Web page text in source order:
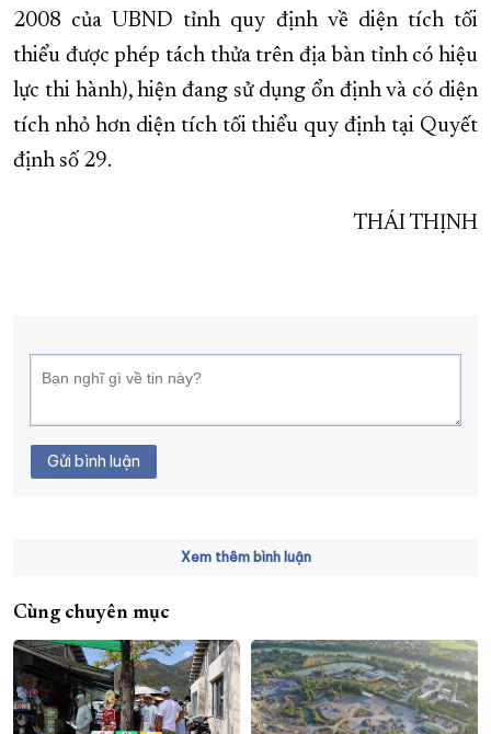
2008 của UBND tỉnh quy định về diện tích tối
thiểu được phép tách thửa trên địa bàn tỉnh có hiệu
lực thi hành), hiện đang sử dụng ổn định và có diện
tích nhỏ hơn diện tích tối thiểu quy định tại Quyết
định số 29.
THÁI THỊNH
Gửi bình luận
Xem thêm bình luận
Cùng chuyên mục